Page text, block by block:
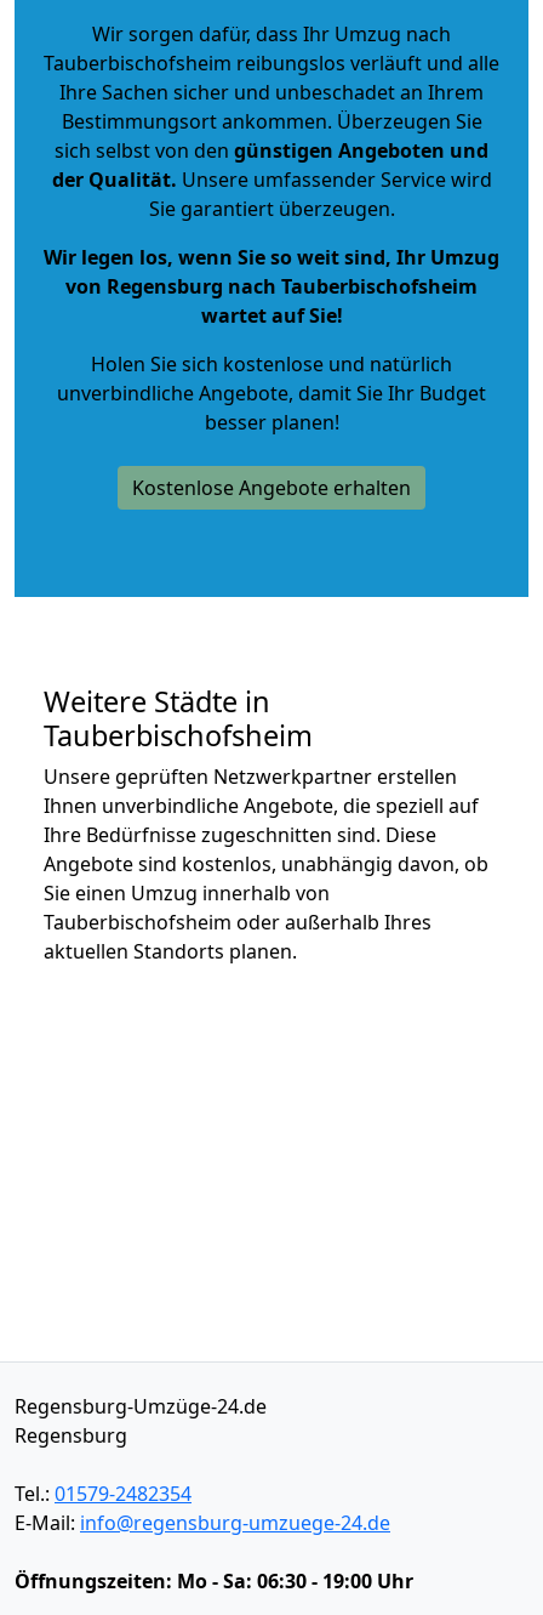
Wir sorgen dafür, dass Ihr Umzug nach
Tauberbischofsheim reibungslos verläuft und alle
Ihre Sachen sicher und unbeschadet an Ihrem
Bestimmungsort ankommen. Überzeugen Sie
sich selbst von den günstigen Angeboten und
der Qualität. Unsere umfassender Service wird
Sie garantiert überzeugen.
Wir legen los, wenn Sie so weit sind, Ihr Umzug
von Regensburg nach Tauberbischofsheim
wartet auf Sie!
Holen Sie sich kostenlose und natürlich
unverbindliche Angebote, damit Sie Ihr Budget
besser planen!
Kostenlose Angebote erhalten
Weitere Städte in
Tauberbischofsheim
Unsere geprüften Netzwerkpartner erstellen
Ihnen unverbindliche Angebote, die speziell auf
Ihre Bedürfnisse zugeschnitten sind. Diese
Angebote sind kostenlos, unabhängig davon, ob
Sie einen Umzug innerhalb von
Tauberbischofsheim oder außerhalb Ihres
aktuellen Standorts planen.
Regensburg-Umzüge-24.de
Regensburg
Tel.: 01579-2482354
E-Mail: info@regensburg-umzuege-24.de
Öffnungszeiten: Mo - Sa: 06:30 - 19:00 Uhr